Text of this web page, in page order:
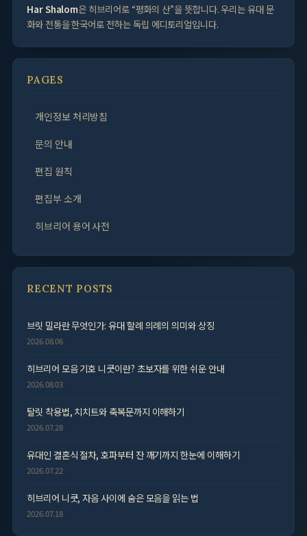
Har Shalom은 히브리어로 “평화의 산”을 뜻합니다. 우리는 유대 문
화와 전통을 한국어로 전하는 독립 에디토리얼입니다.
PAGES
개인정보 처리방침
문의 안내
편집 원칙
편집부 소개
히브리어 용어 사전
RECENT POSTS
브릿 밀라란 무엇인가: 유대 할례 의례의 의미와 상징
2026.08.06
히브리어 모음 기호 니쿳이란? 초보자를 위한 쉬운 안내
2026.08.03
탈릿 착용법, 치치트와 축복문까지 이해하기
2026.07.28
유대인 결혼식 절차, 호파부터 잔 깨기까지 한눈에 이해하기
2026.07.22
히브리어 니쿳, 자음 사이에 숨은 모음을 읽는 법
2026.07.18